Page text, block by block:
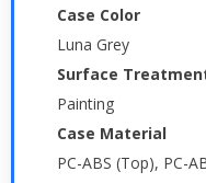
Case Color
Luna Grey
Surface
Painting
Case Material
PC-ABS (Top), PC-